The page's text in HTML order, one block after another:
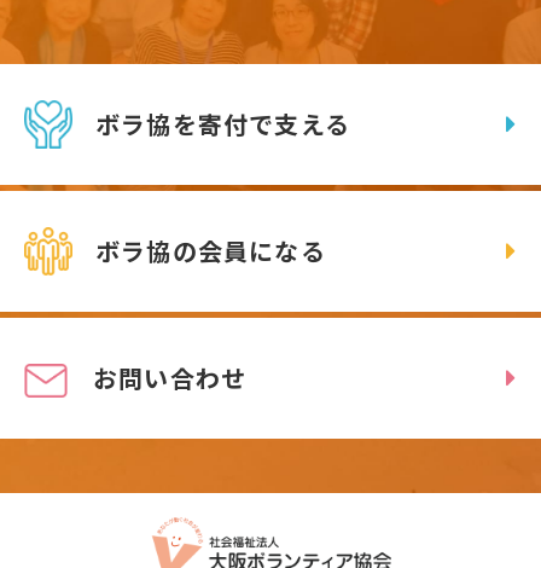
ボラ協を寄付で支える
ボラ協の会員になる
お問い合わせ